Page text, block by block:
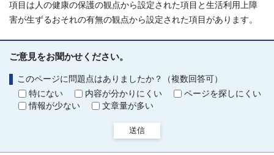
項目は人の健康の保護の観点から設定された項目と生活利用上障
害が生ずるおそれの有無の観点から設定された項目があります。
ご意見をお聞かせください。
このページに問題点はありましたか？（複数回答可）
特にない
内容が分かりにくい
ページを探しにくい
情報が少ない
文章量が多い
送信